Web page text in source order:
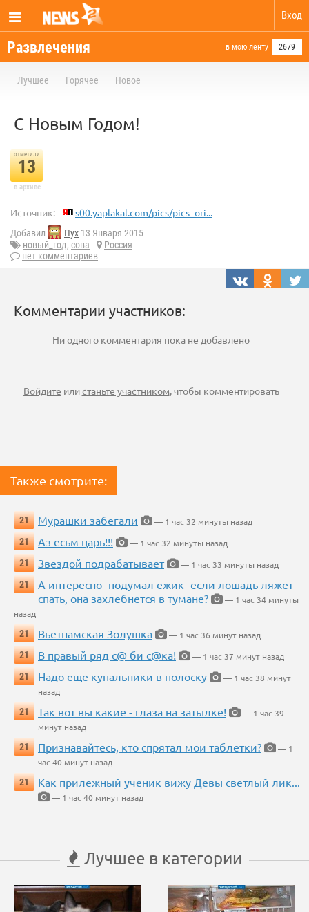
Вход
Развлечения в мою ленту 2679
Лучшее Горячее Новое
С Новым Годом!
отметили
13
в архиве
Источник: s00.yaplakal.com/pics/pics_ori...
Добавил Пух 13 Января 2015
новый_год, сова
Россия
нет комментариев
Комментарии участников:
Ни одного комментария пока не добавлено
Войдите илистаньте участником, чтобы комментировать
Также смотрите:
21 Мурашки забегали
— 1 час 32 минуты назад
21
Аз есьм царь!!!
— 1 час 32 минуты назад
21
Звездой подрабатывает
— 1 час 33 минуты назад
21
А интересно- подумал ежик- если лошадь ляжет
спать, она захлебнется в тумане?
— 1 час 34 минуты
назад
21
Вьетнамская Золушка
— 1 час 36 минут назад
21
В правый ряд с@ би с@ка!
— 1 час 37 минут назад
21
Надо еще купальники в полоску
— 1 час 38 минут
назад
21
Так вот вы какие - глаза на затылке!
— 1 час 39
минут назад
21
Признавайтесь, кто спрятал мои таблетки?
— 1
час 40 минут назад
21
Как прилежный ученик вижу Девы светлый лик...
— 1 час 40 минут назад
Лучшее в категории